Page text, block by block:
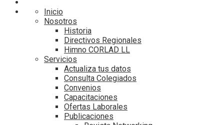
Inicio
Nosotros
Historia
Directivos Regionales
Himno CORLAD LL
Servicios
Actualiza tus datos
Consulta Colegiados
Convenios
Capacitaciones
Ofertas Laborales
Publicaciones